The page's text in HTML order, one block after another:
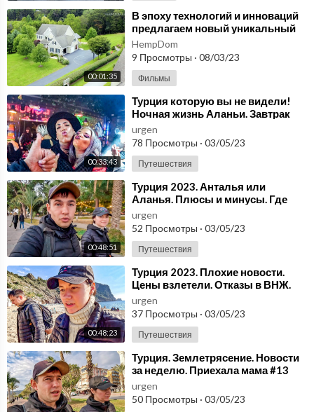
00:01:35
⁣В эпоху технологий и инноваций
предлагаем новый уникальный
материал для строительства -
костробетон
HempDom
9 Просмотры · 08/03/23
Фильмы
00:33:43
⁣Турция которую вы не видели!
Ночная жизнь Аланьи. Завтрак
все включено #5
urgen
78 Просмотры · 03/05/23
Путешествия
00:48:51
⁣Турция 2023. Анталья или
Аланья. Плюсы и минусы. Где
лучше #11
urgen
52 Просмотры · 03/05/23
Путешествия
00:48:23
⁣Турция 2023. Плохие новости.
Цены взлетели. Отказы в ВНЖ.
Красивые места рядом с Аланьей
#9
urgen
37 Просмотры · 03/05/23
Путешествия
⁣Турция. Землетрясение. Новости
за неделю. Приехала мама #13
urgen
50 Просмотры · 03/05/23